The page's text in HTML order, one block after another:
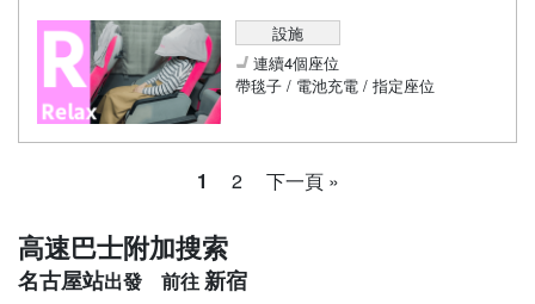
設施
連續4個座位
帶毯子 / 電池充電 / 指定座位
1 2 下一頁 »
高速巴士附加搜索
名古屋站 新宿